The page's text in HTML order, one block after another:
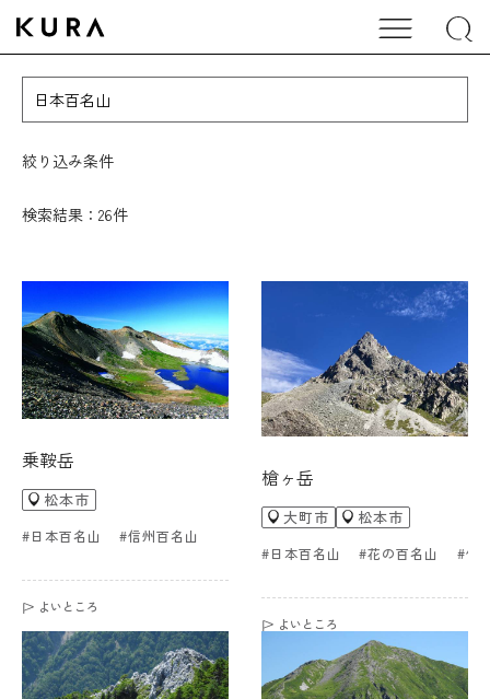
絞り込み条件
検索結果：26件
乗鞍岳
松本市
#日本百名山 #信州百名山
よいところ
槍ヶ岳
大町市 松本市
#日本百名山 #花の百名山 #信
よいところ